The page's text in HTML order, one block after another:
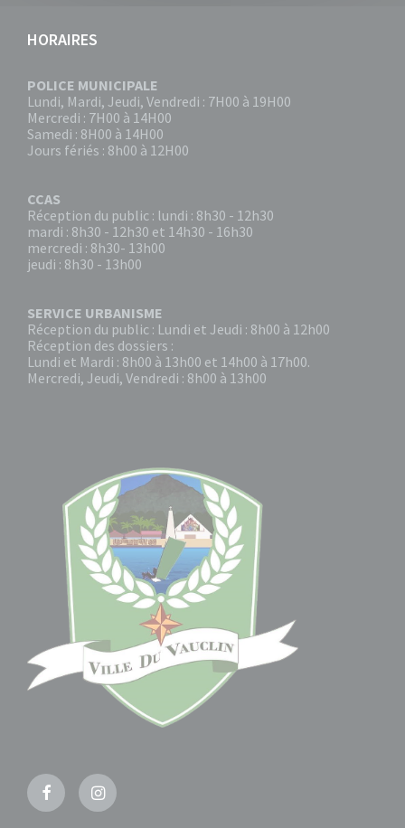
HORAIRES
POLICE MUNICIPALE
Lundi, Mardi, Jeudi, Vendredi : 7H00 à 19H00
Mercredi : 7H00 à 14H00
Samedi : 8H00 à 14H00
Jours fériés : 8h00 à 12H00
CCAS
Réception du public : lundi : 8h30 - 12h30
mardi : 8h30 - 12h30 et 14h30 - 16h30
mercredi : 8h30- 13h00
jeudi : 8h30 - 13h00
SERVICE URBANISME
Réception du public : Lundi et Jeudi : 8h00 à 12h00
Réception des dossiers :
Lundi et Mardi : 8h00 à 13h00 et 14h00 à 17h00.
Mercredi, Jeudi, Vendredi : 8h00 à 13h00
FacebookInstagram